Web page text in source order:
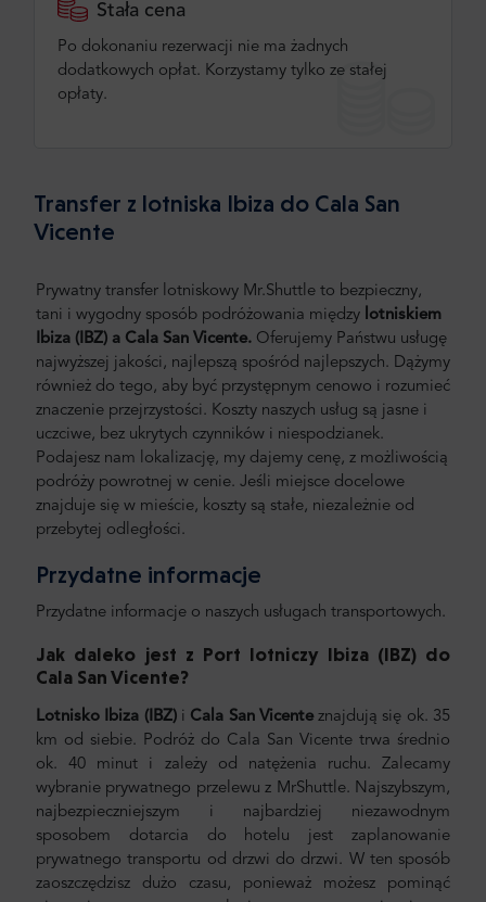
Stała cena
Po dokonaniu rezerwacji nie ma żadnych
dodatkowych opłat. Korzystamy tylko ze stałej
opłaty.
Transfer z lotniska Ibiza do Cala San
Vicente
Prywatny transfer lotniskowy Mr.Shuttle to bezpieczny,
tani i wygodny sposób podróżowania między lotniskiem
Ibiza (IBZ) a Cala San Vicente. Oferujemy Państwu usługę
najwyższej jakości, najlepszą spośród najlepszych. Dążymy
również do tego, aby być przystępnym cenowo i rozumieć
znaczenie przejrzystości. Koszty naszych usług są jasne i
uczciwe, bez ukrytych czynników i niespodzianek.
Podajesz nam lokalizację, my dajemy cenę, z możliwością
podróży powrotnej w cenie. Jeśli miejsce docelowe
znajduje się w mieście, koszty są stałe, niezależnie od
przebytej odległości.
Przydatne informacje
Przydatne informacje o naszych usługach transportowych.
Jak daleko jest z Port lotniczy Ibiza (IBZ) do
Cala San Vicente?
Lotnisko Ibiza (IBZ)i Cala San Vicenteznajdują się ok. 35
km od siebie. Podróż do Cala San Vicente trwa średnio
ok. 40 minut i zależy od natężenia ruchu. Zalecamy
wybranie prywatnego przelewu z MrShuttle. Najszybszym,
najbezpieczniejszym i najbardziej niezawodnym
sposobem dotarcia do hotelu jest zaplanowanie
prywatnego transportu od drzwi do drzwi. W ten sposób
zaoszczędzisz dużo czasu, ponieważ możesz pominąć